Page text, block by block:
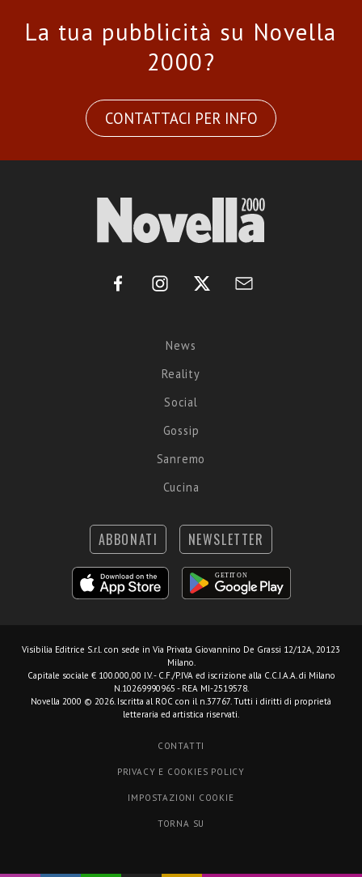
La tua pubblicità su Novella
2000?
CONTATTACI PER INFO
News
Reality
Social
Gossip
Sanremo
Cucina
ABBONATI NEWSLETTER
Visibilia Editrice S.r.l. con sede in Via Privata Giovannino De Grassi 12/12A, 20123
Milano.
Capitale sociale € 100.000,00 I.V. - C.F./P.IVA ed iscrizione alla C.C.I.A.A. di Milano
N.10269990965 - REA MI-2519578.
Novella 2000 © 2026. Iscritta al ROC con il n.37767. Tutti i diritti di proprietà
letteraria ed artistica riservati.
CONTATTI
PRIVACY E COOKIES POLICY
IMPOSTAZIONI COOKIE
TORNA SU